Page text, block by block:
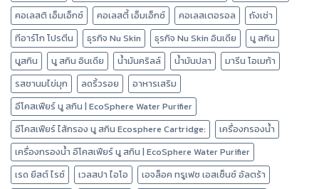
คอเลสติ เอ็มเอ็กซ์
คอเลสตี้ เอ็มเอ็กซ์ คอเลสเตอรอล
ถังเช่า
ทีอาร์โก โปรตีน
ธุรกิจ Nu Skin ธุรกิจ Nu Skin อินเดีย
นู สกิน
นูสกิน
นู สกิน อินเดีย น้ำมันคริลล์ น้ำมันปลา
มารีน โอเมก้า
รสชานมไข่มุก
ลดริ้วรอย
อาหารเสริม
อีโคสเฟียร์ นู สกิน | EcoSphere Water Purifier
อีโคสเฟียร์ ไส้กรอง นู สกิน Ecosphere Cartridge:
เครื่องกรองน้ำ
เครื่องกรองน้ำ อีโคสเฟียร์ นู สกิน | EcoSphere Water Purifier
เรด ยีสต์ ไรซ์
เวลสปา ไอโอ
เอจล็อค ทรูเฟซ เอสเซ็นซ์ อัลตร้า